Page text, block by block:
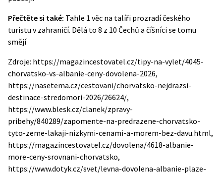
Přečtěte si také: Tahle 1 věc na talíři prozradí českého
turistu v zahraničí. Dělá to 8 z 10 Čechů a číšníci se tomu
smějí
Zdroje: https://magazincestovatel.cz/tipy-na-vylet/4045-
chorvatsko-vs-albanie-ceny-dovolena-2026,
https://nasetema.cz/cestovani/chorvatsko-nejdrazsi-
destinace-stredomori-2026/26624/,
https://www.blesk.cz/clanek/zpravy-
pribehy/840289/zapomente-na-predrazene-chorvatsko-
tyto-zeme-lakaji-nizkymi-cenami-a-morem-bez-davu.html,
https://magazincestovatel.cz/dovolena/4618-albanie-
more-ceny-srovnani-chorvatsko,
https://www.dotyk.cz/svet/levna-dovolena-albanie-plaze-